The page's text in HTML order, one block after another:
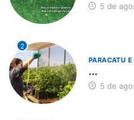
5 de
2
PARACATU E
...
5 de